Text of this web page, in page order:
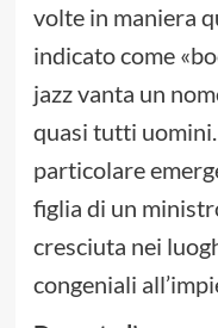
volte in maniera
indicato come
jazz vanta un
quasi tutti
particolare
figlia di un
cresciuta nei
congeniali